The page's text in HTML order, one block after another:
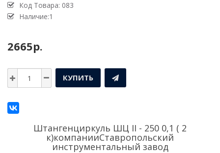
Код Товара: 083
Наличие:1
2665р.
КУПИТЬ
Штангенциркуль ШЦ II - 250 0,1 ( 2
к)компанииСтавропольский
инструментальный завод